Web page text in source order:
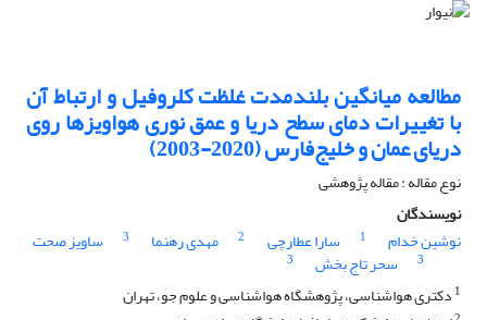
مطالعه میانگین بلندمدت غلظت کلروفیل و ارتباط آن
با تغییرات دمای سطح دریا و عمق نوری هواویزها روی
دریای عمان و خلیج‌فارس (2020-2003)
نوع مقاله : مقاله پژوهشی
نویسندگان
نوشین خدام
1 سارا عطارچی 2 مهدی رهنما 3 ساویز صحت
3 سحر تاج بخش
3
1 دکتری هواشناسی، پژوهشگاه هواشناسی و علوم جو، تهران